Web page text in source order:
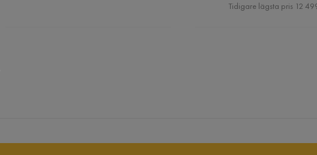
Pris
Tidigare lägsta pris 12